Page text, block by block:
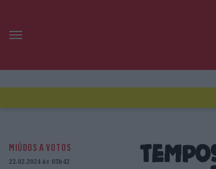
MIÚDOS A VOTOS
22.02.2024 às 03h42